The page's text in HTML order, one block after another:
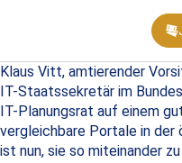
Klaus Vitt, amtierender
IT-Staatssekretär im
IT-Planungsrat auf einem
vergleichbare Portale in
ist nun, sie so miteinander